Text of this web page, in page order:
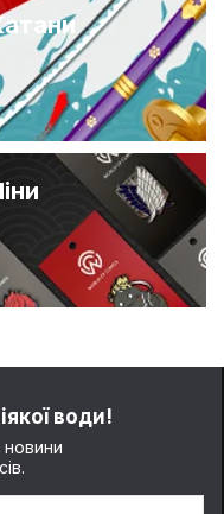
води!
новини